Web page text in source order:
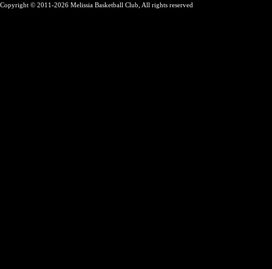
Copyright © 2011-2026 Melissia Basketball Club, All rights reserved